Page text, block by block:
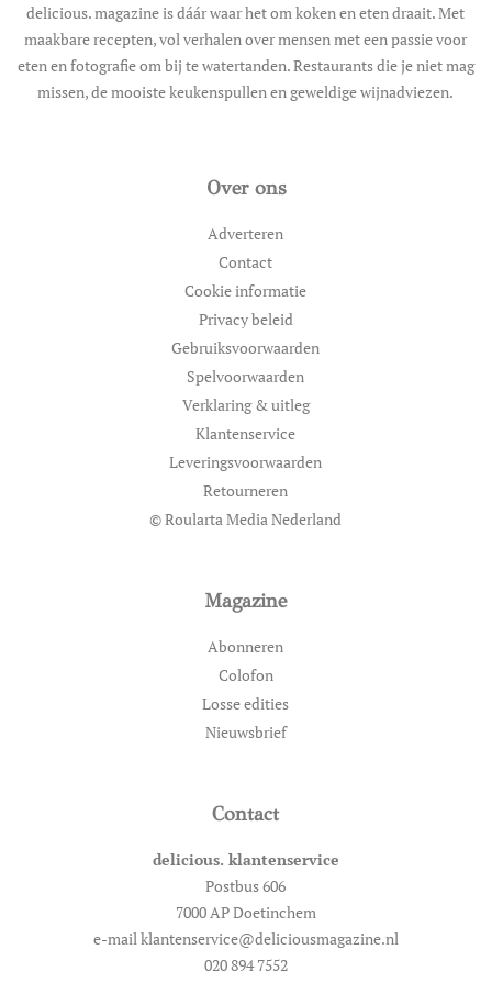
delicious. magazine is dáár waar het om koken en eten draait. Met
maakbare recepten, vol verhalen over mensen met een passie voor
eten en fotografie om bij te watertanden. Restaurants die je niet mag
missen, de mooiste keukenspullen en geweldige wijnadviezen.
Over ons
Adverteren
Contact
Cookie informatie
Privacy beleid
Gebruiksvoorwaarden
Spelvoorwaarden
Verklaring & uitleg
Klantenservice
Leveringsvoorwaarden
Retourneren
© Roularta Media Nederland
Magazine
Abonneren
Colofon
Losse edities
Nieuwsbrief
Contact
delicious. klantenservice
Postbus 606
7000 AP Doetinchem
e-mail klantenservice@deliciousmagazine.nl
020 894 7552